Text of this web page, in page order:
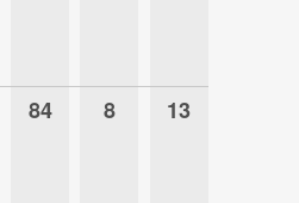
84 8 13